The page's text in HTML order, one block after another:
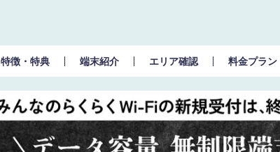
特徴・特典 端末紹介 エリア確認 料金プラン